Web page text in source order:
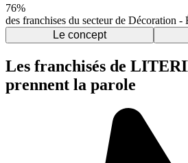
76%
des franchises du secteur de Décoration -
Le concept
Les franchisés de
prennent la parole